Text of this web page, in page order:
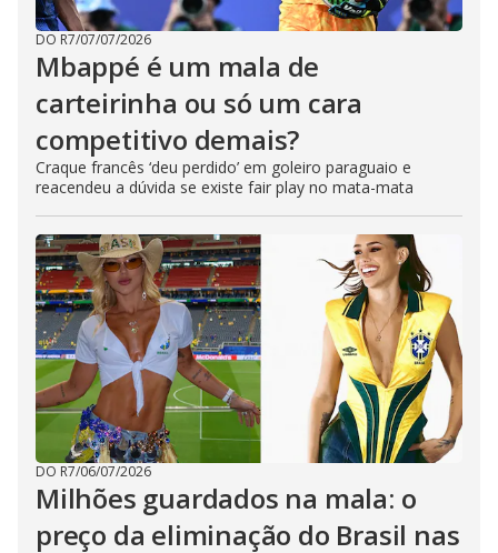
DO R7/07/07/2026
Mbappé é um mala de
carteirinha ou só um cara
competitivo demais?
Craque francês ‘deu perdido’ em goleiro paraguaio e
reacendeu a dúvida se existe fair play no mata-mata
DO R7/06/07/2026
Milhões guardados na mala: o
preço da eliminação do Brasil nas